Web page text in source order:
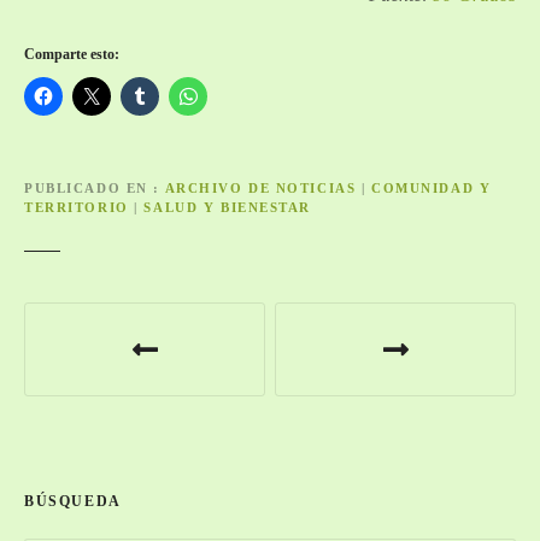
Comparte esto:
PUBLICADO EN ARCHIVO DE NOTICIAS |COMUNIDAD Y
TERRITORIO
|SALUD Y BIENESTAR
g
BÚSQUEDA